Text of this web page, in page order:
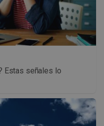
Estas señales lo